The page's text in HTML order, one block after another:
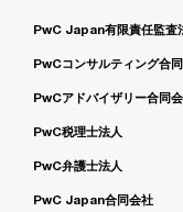
PwC Japan有限責任監査
PwCコンサルティング合
PwCアドバイザリー合同
PwC税理士法人
PwC弁護士法人
PwC Japan合同会社